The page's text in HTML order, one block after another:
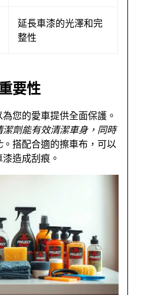
延長車漆的光澤和完
整性
要性
您的愛車提供全面保護。
劑能有效清潔車身，同時
。搭配合適的擦車布，可以
造成刮痕。